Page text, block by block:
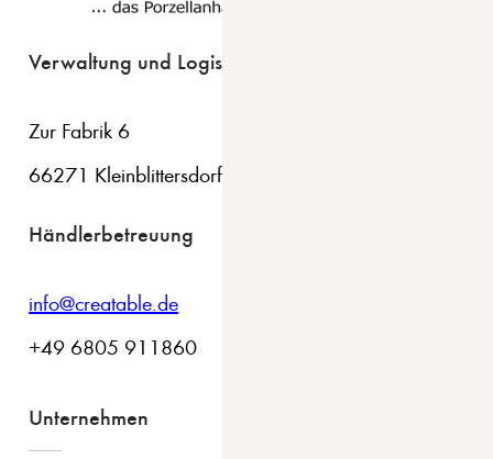
Verwaltung und Logistik
Zur Fabrik 6
66271 Kleinblittersdorf
Händlerbetreuung
info@creatable.de
+49 6805 911860
Unternehmen